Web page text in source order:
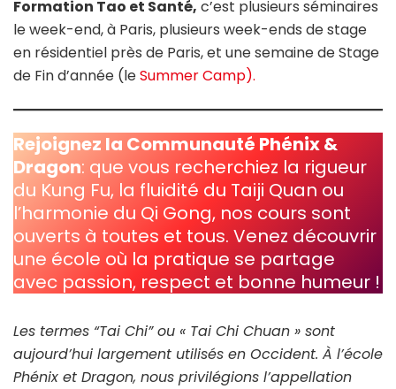
Formation Tao et Santé, c’est plusieurs séminaires
le week-end, à Paris, plusieurs week-ends de stage
en résidentiel près de Paris, et une semaine de Stage
de Fin d’année (leSummer Camp).
Rejoignez la Communauté Phénix &
Dragon: que vous recherchiez la rigueur
du Kung Fu, la fluidité du Taiji Quan ou
l’harmonie du Qi Gong, nos cours sont
ouverts à toutes et tous. Venez découvrir
une école où la pratique se partage
avec passion, respect et bonne humeur !
Les termes “Tai Chi” ou « Tai Chi Chuan » sont
aujourd’hui largement utilisés en Occident. À l’école
Phénix et Dragon, nous privilégions l’appellation